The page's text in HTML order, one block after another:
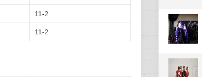
11-2
11-2